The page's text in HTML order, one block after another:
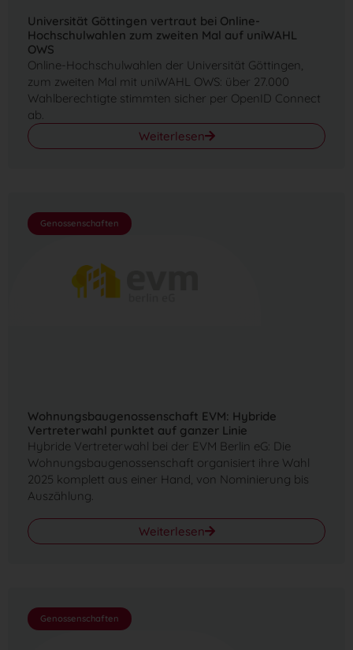
Universität Göttingen vertraut bei Online-
Hochschulwahlen zum zweiten Mal auf uniWAHL
OWS
Online-Hochschulwahlen der Universität Göttingen,
zum zweiten Mal mit uniWAHL OWS: über 27.000
Wahlberechtigte stimmten sicher per OpenID Connect
ab.
Weiterlesen
Genossenschaften
Wohnungsbaugenossenschaft EVM: Hybride
Vertreterwahl punktet auf ganzer Linie
Hybride Vertreterwahl bei der EVM Berlin eG: Die
Wohnungsbaugenossenschaft organisiert ihre Wahl
2025 komplett aus einer Hand, von Nominierung bis
Auszählung.
Weiterlesen
Genossenschaften